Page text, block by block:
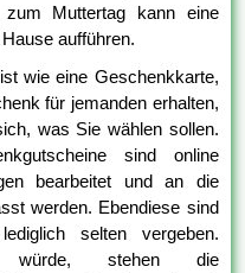
zum Muttertag kann eine
aufführen.
wie eine Geschenkkarte,
für jemanden erhalten,
was Sie wählen sollen.
sind online
bearbeitet und an die
werden. Ebendiese sind
selten vergeben.
würde, stehen die